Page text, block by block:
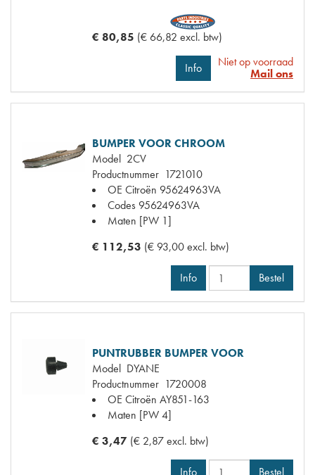
€ 80,85 (€ 66,82 excl. btw)
Info
Niet op voorraad
Mail ons
BUMPER VOOR CHROOM
Model 2CV
Productnummer 1721010
OE Citroën 95624963VA
Codes 95624963VA
Maten [PW 1]
€ 112,53 (€ 93,00 excl. btw)
Info Bestel
PUNTRUBBER BUMPER VOOR
Model DYANE
Productnummer 1720008
OE Citroën AY851-163
Maten [PW 4]
€ 3,47 (€ 2,87 excl. btw)